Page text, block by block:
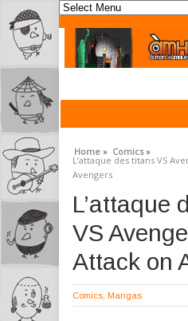
Home » Comics »
L’attaque des titans VS
Avengers
L’attaque
VS
Attack on
Comics Mangas